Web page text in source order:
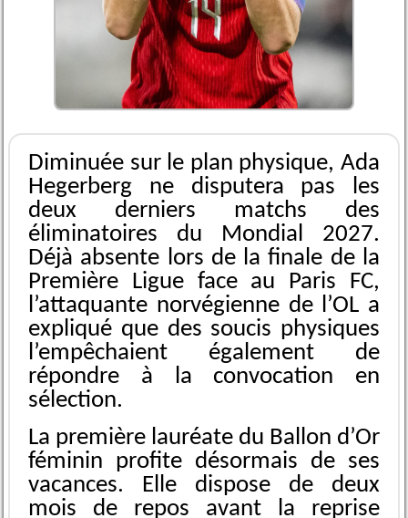
Diminuée sur le plan physique, Ada
Hegerberg ne disputera pas les
deux derniers matchs des
éliminatoires du Mondial 2027.
Déjà absente lors de la finale de la
Première Ligue face au Paris FC,
l’attaquante norvégienne de l’OL a
expliqué que des soucis physiques
l’empêchaient également de
répondre à la convocation en
sélection.
La première lauréate du Ballon d’Or
féminin profite désormais de ses
vacances. Elle dispose de deux
mois de repos avant la reprise